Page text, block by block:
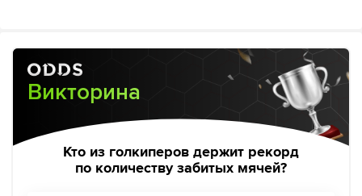
Викторина
Кто из голкиперов держит рекорд
по количеству забитых мячей?